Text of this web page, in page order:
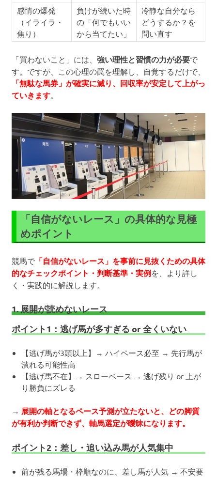
感情の爆発
（イライラ・
焦り）
負けが続いた時
の「何でもいい
から当てたい」
冷静な自分なら
どうするか？を
問い直す
「買わないこと」には、 強い理性と習慣の力が必要で
す。ですが、この心理の罠を理解し、自覚するだけで、
「無駄な馬券」が確実に減り、回収率が安定して上がっ
ていきます。
「自信がないレース」の具体的な見極
めポイント
競馬で 「自信がないレース」を事前に見抜くための具体
的なチェックポイント・判断基準・実例を、より詳し
く・実践的に解説します。
1. 展開が読めないレース
ポイント1：逃げ馬が多すぎる or 全くいない
【逃げ馬が3頭以上】→ ハイペース必至 → 先行馬が
潰れる可能性高
【逃げ馬不在】→ スローペース → 逃げ残り or 上が
り勝負にズレる
→ 展開の軸となるペース予測が立たないと、どの脚質
が有利か判断できず、軸馬選定が曖昧になります。
ポイント2：差し・追い込み馬が人気集中
前が残る馬場・枠順なのに、差し馬が人気 → 不安要